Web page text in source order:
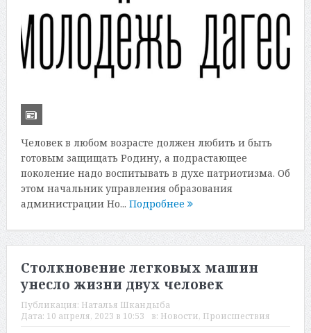
Человек в любом возрасте должен любить и быть
готовым защищать Родину, а подрастающее
поколение надо воспитывать в духе патриотизма. Об
этом начальник управления образования
администрации Но... Подробнее
Столкновение легковых машин
унесло жизни двух человек
Публикация: Наталья Шкандыба
Дата: 10 апреля, 2023 в 10:53 в: Новости, Происшествия